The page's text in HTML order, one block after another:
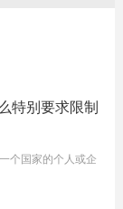
特别要求限制
个国家的个人或企